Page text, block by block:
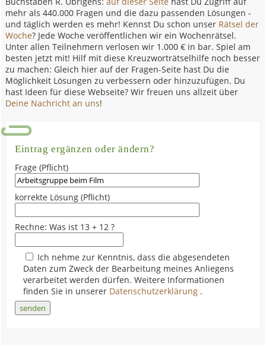
mehr als 440.000 Fragen und die dazu passenden Lösungen -
und täglich werden es mehr! Kennst Du schon unser Rätsel der
Woche? Jede Woche veröffentlichen wir ein Wochenrätsel.
Unter allen Teilnehmern verlosen wir 1.000 € in bar. Spiel am
besten jetzt mit! Hilf mit diese Kreuzworträtselhilfe noch besser
zu machen: Gleich hier auf der Fragen-Seite hast Du die
Möglichkeit Lösungen zu verbessern oder hinzuzufügen. Du
hast Ideen für diese Webseite? Wir freuen uns allzeit über
Deine Nachricht an uns!
Eintrag ergänzen oder ändern?
Frage (Pflicht)
korrekte Lösung (Pflicht)
Rechne: Was ist 13 + 12 ?
Ich nehme zur Kenntnis, dass die abgesendeten
Daten zum Zweck der Bearbeitung meines Anliegens
verarbeitet werden dürfen. Weitere Informationen
finden Sie in unserer Datenschutzerklärung .